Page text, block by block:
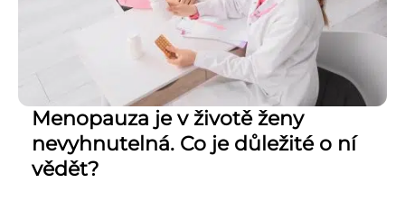
Menopauza je v životě ženy
nevyhnutelná. Co je důležité o ní
vědět?